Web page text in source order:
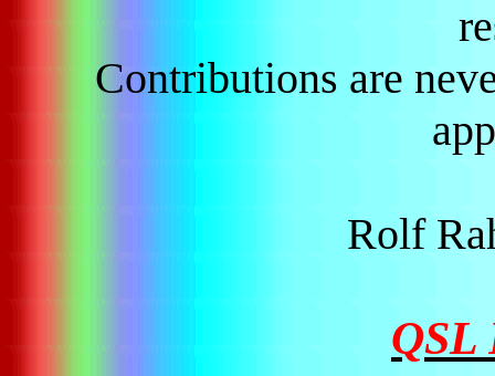
Contributions are
Rolf
QSL